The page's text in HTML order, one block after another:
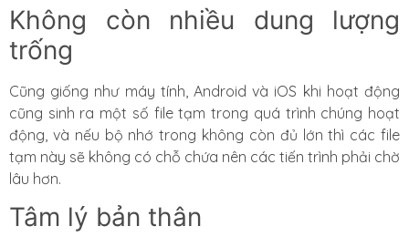
Không còn nhiều dung lượng
trống
Cũng giống như máy tính, Android và iOS khi hoạt động
cũng sinh ra một số file tạm trong quá trình chúng hoạt
động, và nếu bộ nhớ trong không còn đủ lớn thì các file
tạm này sẽ không có chỗ chứa nên các tiến trình phải chờ
lâu hơn.
Tâm lý bản thân